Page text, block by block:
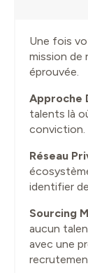
Une fois
mission de
éprouvée.
Approche
talents là
conviction.
Réseau
identifier
Sourcing
aucun
avec une